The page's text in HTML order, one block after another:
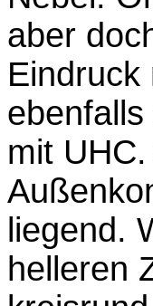
aber
mit
liegend.
helleren